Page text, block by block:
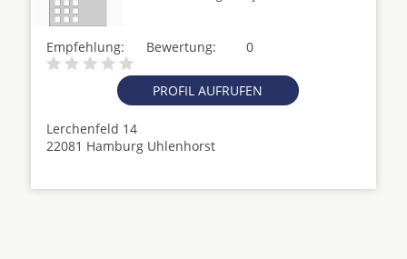
Empfehlung: 0
Bewertung:
PROFIL AUFRUFEN
Lerchenfeld 14
22081 Hamburg Uhlenhorst